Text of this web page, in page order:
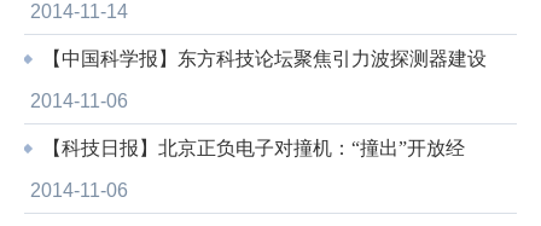
2014-11-14
【中国科学报】东方科技论坛聚焦引力波探测器建设
2014-11-06
【科技日报】北京正负电子对撞机：“撞出”开放经
2014-11-06